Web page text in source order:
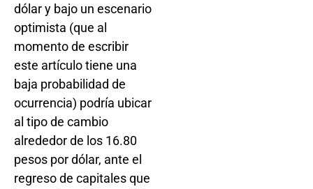
dólar y bajo un escenario
optimista (que al
momento de escribir
este artículo tiene una
baja probabilidad de
ocurrencia) podría ubicar
al tipo de cambio
alrededor de los 16.80
pesos por dólar, ante el
regreso de capitales que